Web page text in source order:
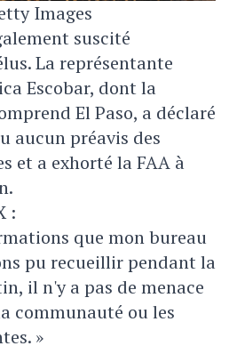
Images
suscité
La représentante
Escobar, dont la
El Paso, a déclaré
aucun préavis des
et a exhorté la FAA à
:
que mon bureau
pu recueillir pendant la
il n'y a pas de menace
communauté ou les
»